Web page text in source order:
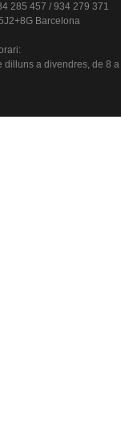
285 457 / 934 279 371
Barcelona
:
dillunsa divendres, de 8